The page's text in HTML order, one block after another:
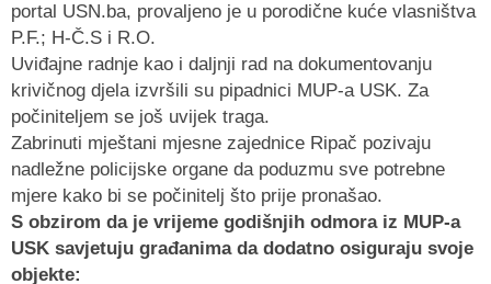
portal USN.ba, provaljeno je u porodične kuće vlasništva
P.F.; H-Č.S i R.O.
Uviđajne radnje kao i daljnji rad na dokumentovanju
krivičnog djela izvršili su pipadnici MUP-a USK. Za
počiniteljem se još uvijek traga.
Zabrinuti mještani mjesne zajednice Ripač pozivaju
nadležne policijske organe da poduzmu sve potrebne
mjere kako bi se počinitelj što prije pronašao.
S obzirom da je vrijeme godišnjih odmora iz MUP-a
USK savjetuju građanima da dodatno osiguraju svoje
objekte: